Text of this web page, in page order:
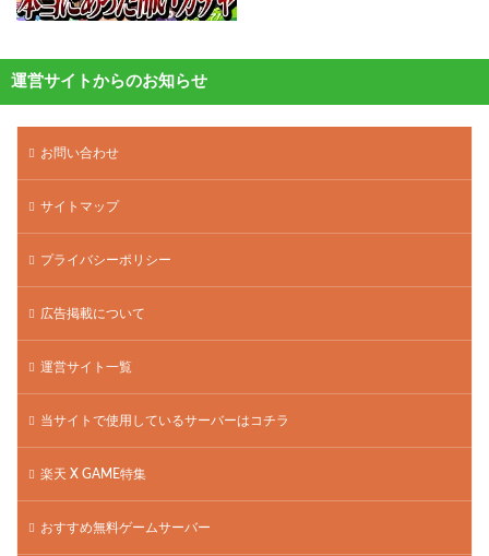
運営サイトからのお知らせ
お問い合わせ
サイトマップ
プライバシーポリシー
広告掲載について
運営サイト一覧
当サイトで使用しているサーバーはコチラ
楽天 X GAME特集
おすすめ無料ゲームサーバー